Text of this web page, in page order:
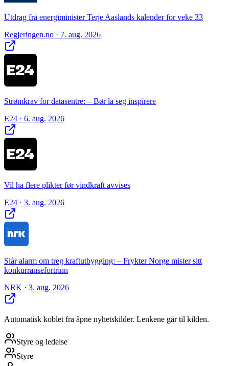
Utdrag frå energiminister Terje Aaslands kalender for veke 33
Regjeringen.no · 7. aug. 2026
Strømkrav for datasentre: – Bør la seg inspirere
E24 · 6. aug. 2026
Vil ha flere plikter før vindkraft avvises
E24 · 3. aug. 2026
Slår alarm om treg kraftutbygging: – Frykter Norge mister sitt
konkurransefortrinn
NRK · 3. aug. 2026
Automatisk koblet fra åpne nyhetskilder. Lenkene går til kilden.
Styre og ledelse
Styre